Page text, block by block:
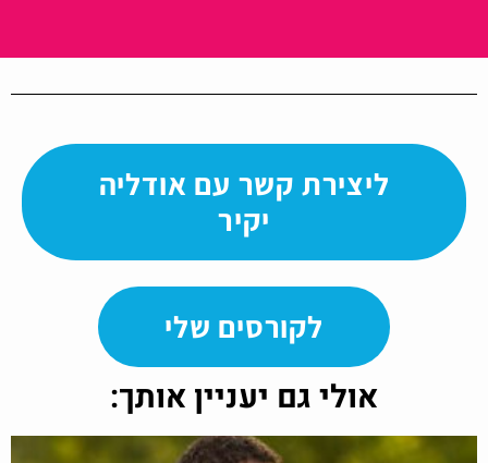
ליצירת קשר עם אודליה
יקיר
לקורסים שלי
אולי גם יעניין אותך: